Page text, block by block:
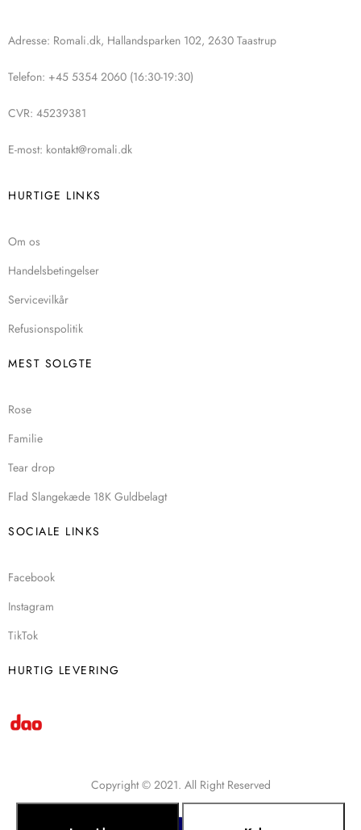
Adresse: Romali.dk, Hallandsparken 102, 2630 Taastrup
Telefon: +45 5354 2060 (16:30-19:30)
CVR: 45239381
E-most: kontakt@romali.dk
HURTIGE LINKS
Om os
Handelsbetingelser
Servicevilkår
Refusionspolitik
MEST SOLGTE
Rose
Familie
Tear drop
Flad Slangekæde 18K Guldbelagt
SOCIALE LINKS
Facebook
Instagram
TikTok
HURTIG LEVERING
Copyright © 2021. All Right Reserved